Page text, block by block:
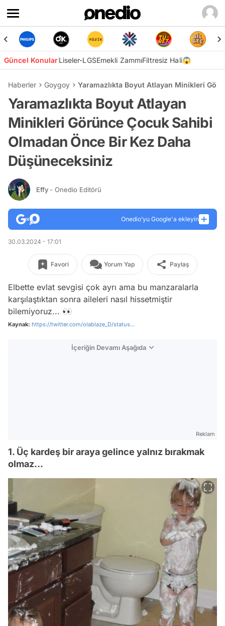
Güncel KonularLiseler-LGSEmekli ZammıFiltresiz Hali😱
Haberler Goygoy Yaramazlıkta Boyut Atlayan Minikleri
Yaramazlıkta Boyut Atlayan
Minikleri Görünce Çocuk Sahibi
Olmadan Önce Bir Kez Daha
Düşüneceksiniz
Effy - Onedio Editörü
Onedio’yu Google'a ekleyin
30.03.2024 - 17:01
Favori Yorum Yap Paylaş
Elbette evlat sevgisi çok ayrı ama bu manzaralarla
karşılaştıktan sonra aileleri nasıl hissetmiştir
bilemiyoruz... 👀
Kaynak: https://twitter.com/olablaze_D/status...
İçeriğin Devamı Aşağıda
Reklam
1. Üç kardeş bir araya gelince yalnız bırakmak
olmaz...